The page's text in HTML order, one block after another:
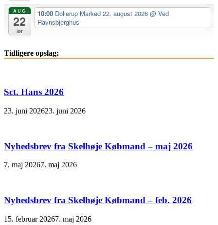
AUG
22
lør
10:00 Dollerup Marked 22. august 2026 @ Ved
Ravnsbjerghus
Tidligere opslag:
Sct. Hans 2026
23. juni 202623. juni 2026
Nyhedsbrev fra Skelhøje Købmand – maj 2026
7. maj 20267. maj 2026
Nyhedsbrev fra Skelhøje Købmand – feb. 2026
15. februar 20267. maj 2026